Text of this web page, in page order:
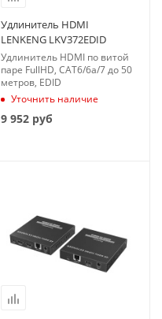
Удлинитель HDMI
LENKENG LKV372EDID
Удлинитель HDMI по витой
паре FullHD, CAT6/6a/7 до 50
метров, EDID
Уточнить наличие
9 952 руб